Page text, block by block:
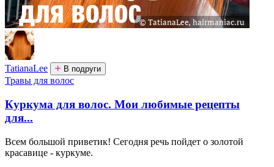
TatianaLee В подруги
Травы для волос
Куркума для волос. Мои любимые рецепты
для...
Всем большой приветик! Сегодня речь пойдет о золотой
красавице - куркуме.